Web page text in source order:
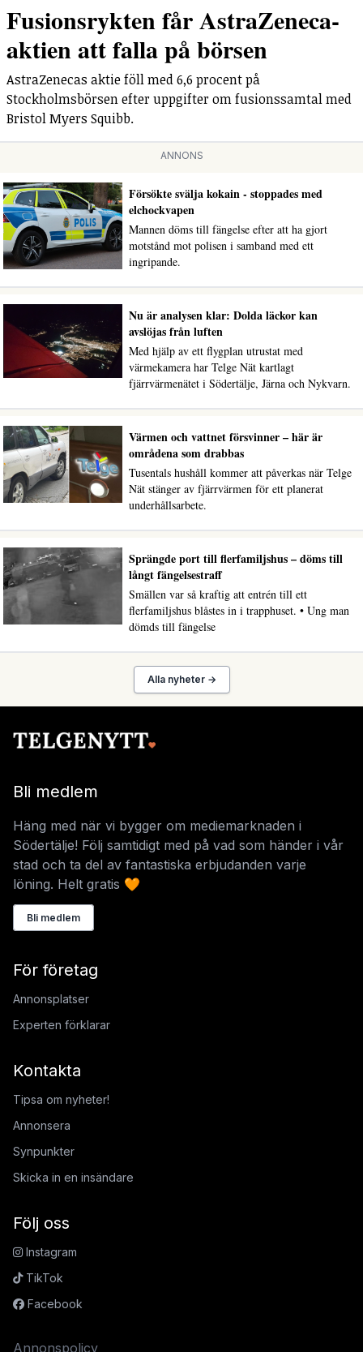
Fusionsrykten får AstraZeneca-
aktien att falla på börsen
AstraZenecas aktie föll med 6,6 procent på
Stockholmsbörsen efter uppgifter om fusionssamtal med
Bristol Myers Squibb.
ANNONS
Försökte svälja kokain - stoppades med
elchockvapen
Mannen döms till fängelse efter att ha gjort
motstånd mot polisen i samband med ett
ingripande.
Nu är analysen klar: Dolda läckor kan
avslöjas från luften
Med hjälp av ett flygplan utrustat med
värmekamera har Telge Nät kartlagt
fjärrvärmenätet i Södertälje, Järna och Nykvarn.
Värmen och vattnet försvinner – här är
områdena som drabbas
Tusentals hushåll kommer att påverkas när Telge
Nät stänger av fjärrvärmen för ett planerat
underhållsarbete.
Sprängde port till flerfamiljshus – döms till
långt fängelsestraff
Smällen var så kraftig att entrén till ett
flerfamiljshus blåstes in i trapphuset. • Ung man
dömds till fängelse
Alla nyheter →
Bli medlem
Häng med när vi bygger om mediemarknaden i
Södertälje! Följ samtidigt med på vad som händer i vår
stad och ta del av fantastiska erbjudanden varje
löning. Helt gratis 🧡
Bli medlem
För företag
Annonsplatser
Experten förklarar
Kontakta
Tipsa om nyheter!
Annonsera
Synpunkter
Skicka in en insändare
Följ oss
Instagram
TikTok
Facebook
Annonspolicy